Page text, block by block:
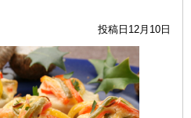
投稿日12月10日